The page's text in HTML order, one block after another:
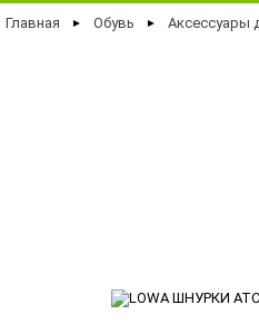
Главная ► Обувь ► Аксессуары